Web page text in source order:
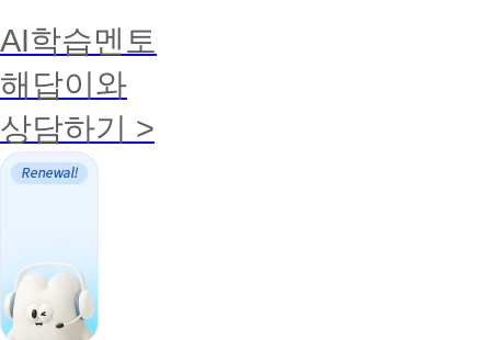
AI학습멘토
해답이와
상담하기 >